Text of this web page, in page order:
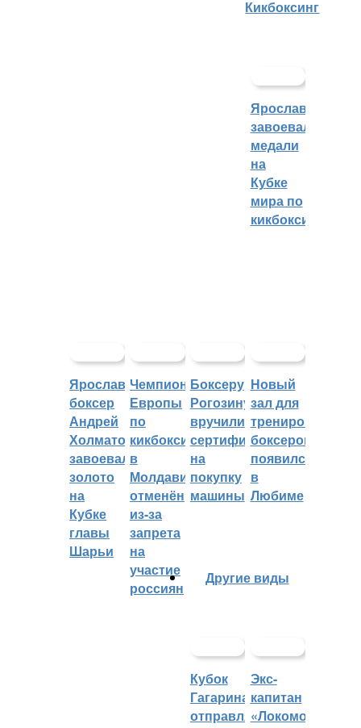
Кикбоксинг
Ярославцы
завоевали
медали
на
Кубке
мира по
кикбоксингу
Ярославский
боксер
Андрей
Холматов
завоевал
золото
на
Кубке
главы
Шарьи
Чемпионат
Европы
по
кикбоксингу
в
Молдавии
отменён
из-за
запрета
на
участие
россиян
Боксеру
Рогозину
вручили
сертификат
на
покупку
машины
Новый
зал для
тренировок
боксеров
появился
в
Любиме
Другие виды
Кубок
Гагарина
отправляется
Экс-
капитан
«Локомотива»